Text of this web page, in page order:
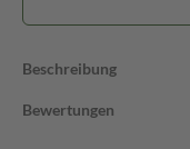
Beschreibung
Bewertungen